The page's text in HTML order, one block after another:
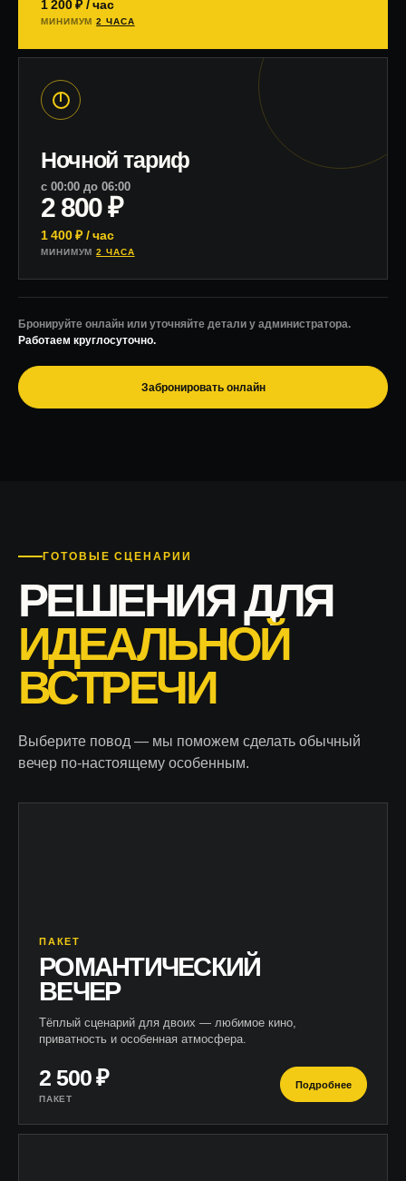
1 200 ₽ / час
МИНИМУМ2 ЧАСА
Ночной тариф
с 00:00 до 06:00
2 800 ₽
1 400 ₽ / час
МИНИМУМ2 ЧАСА
Бронируйте онлайн или уточняйте детали у администратора.
Работаем круглосуточно.
Забронировать онлайн
ГОТОВЫЕ СЦЕНАРИИ
РЕШЕНИЯ ДЛЯ
ИДЕАЛЬНОЙ
ВСТРЕЧИ
Выберите повод — мы поможем сделать обычный
вечер по-настоящему особенным.
ПАКЕТ
РОМАНТИЧЕСКИЙ
ВЕЧЕР
Тёплый сценарий для двоих — любимое кино,
приватность и особенная атмосфера.
2 500 ₽
ПАКЕТ
Подробнее